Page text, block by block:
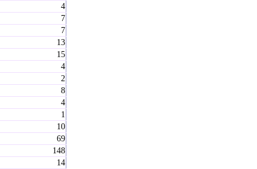
4
7
7
13
15
4
2
8
4
1
10
69
148
14